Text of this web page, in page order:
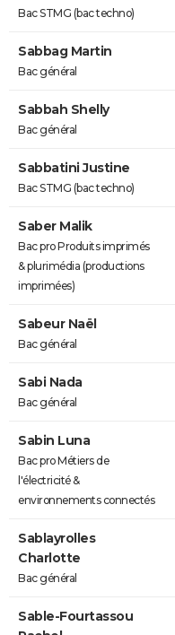
Bac STMG (bac techno)
Sabbag Martin
Bac général
Sabbah Shelly
Bac général
Sabbatini Justine
Bac STMG (bac techno)
Saber Malik
Bac pro Produits imprimés
& plurimédia (productions
imprimées)
Sabeur Naël
Bac général
Sabi Nada
Bac général
Sabin Luna
Bac pro Métiers de
l'électricité &
environnements connectés
Sablayrolles
Charlotte
Bac général
Sable-Fourtassou